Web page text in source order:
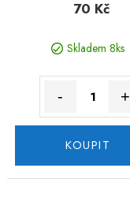
70 Kč
Skladem 8ks
- +
KOUPIT